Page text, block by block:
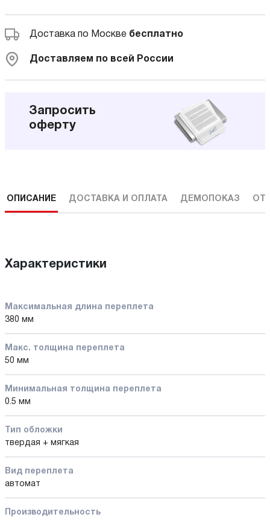
Доставка по Москве бесплатно
Доставляем по всей России
Запросить
оферту
ОПИСАНИЕ ДОСТАВКА И ОПЛАТА ДЕМОПОКАЗ
Характеристики
Максимальная длина переплета
380 мм
Макс. толщина переплета
50 мм
Минимальная толщина переплета
0.5 мм
Тип обложки
твердая + мягкая
Вид переплета
автомат
Производительность